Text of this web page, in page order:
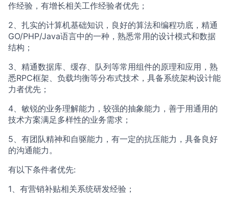
作经验，有增长相关工作经验者优先；
2、扎实的计算机基础知识，良好的算法和编程功底，精通
GO/PHP/Java语言中的一种，熟悉常用的设计模式和数据
结构；
3、精通数据库、缓存、队列等常用组件的原理和应用，熟
悉RPC框架、负载均衡等分布式技术，具备系统架构设计能
力者优先；
4、敏锐的业务理解能力，较强的抽象能力，善于用通用的
技术方案满足多样性的业务需求；
5、有团队精神和自驱能力，有一定的抗压能力，具备良好
的沟通能力。
有以下条件者优先:
1、有营销补贴相关系统研发经验；